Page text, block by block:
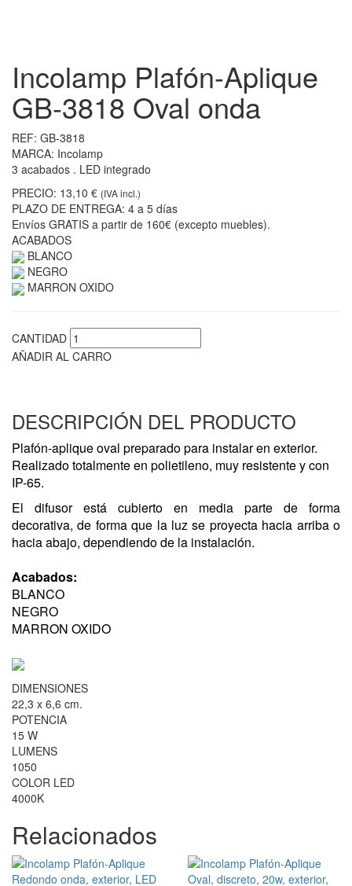
Incolamp Plafón-Aplique
GB-3818 Oval onda
REF: GB-3818
MARCA: Incolamp
3 acabados . LED integrado
PRECIO: 13,10 € (IVA incl.)
PLAZO DE ENTREGA: 4 a 5 días
Envíos GRATIS a partir de 160€ (excepto muebles).
ACABADOS
BLANCO
NEGRO
MARRON OXIDO
CANTIDAD
AÑADIR AL CARRO
DESCRIPCIÓN DEL PRODUCTO
Plafón-aplique oval preparado para instalar en exterior.
Realizado totalmente en polietileno, muy resistente y con
IP-65.
El difusor está cubierto en media parte de forma
decorativa, de forma que la luz se proyecta hacia arriba o
hacia abajo, dependiendo de la instalación.
Acabados:
BLANCO
NEGRO
MARRON OXIDO
DIMENSIONES
22,3 x 6,6 cm.
POTENCIA
15 W
LUMENS
1050
COLOR LED
4000K
Relacionados